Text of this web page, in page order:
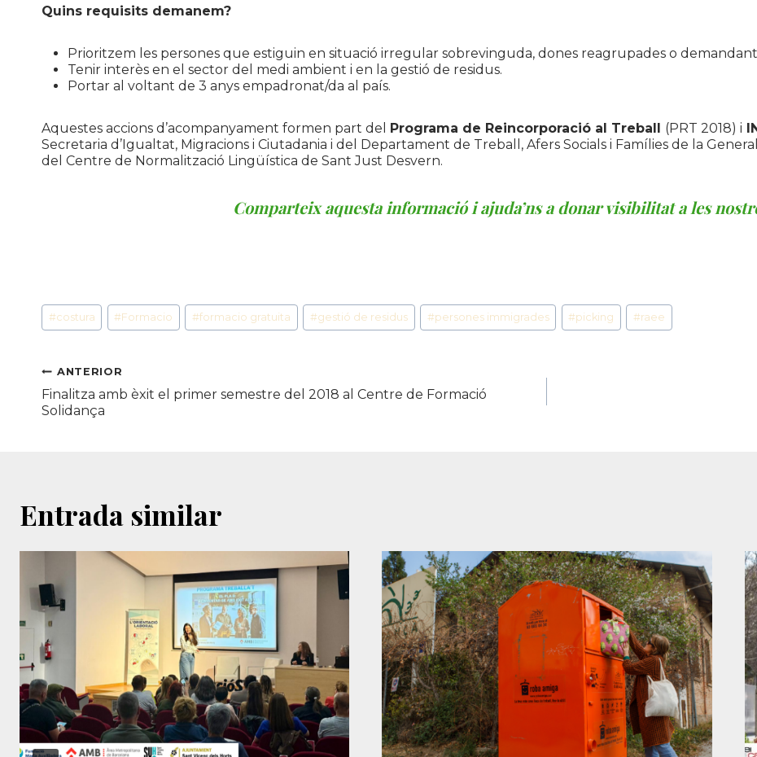
Quins requisits demanem?
Prioritzem les persones que estiguin en situació irregular sobrevinguda, dones reagrupades o
Tenir interès en el sector del medi ambient i en la gestió de residus.
Portar al voltant de 3 anys empadronat/da al país.
Aquestes accions d’acompanyament formen part del Programa de Reincorporació al Treball (PRT 2018) i
Secretaria d’Igualtat, Migracions i Ciutadania i del Departament de Treball, Afers Socials i Famílies de la
del Centre de Normalització Lingüística de Sant Just Desvern.
Comparteix aquesta informació i ajuda’ns a donar visibilitat a les
Etiquetes
d'entrada
#costura #Formacio #formacio gratuita #gestió de residus #persones immigrades #picking #raee
Navegació
d'entrades
ANTERIOR
Finalitza amb èxit el primer semestre del 2018 al Centre de Formació
Solidança
Entrada similar